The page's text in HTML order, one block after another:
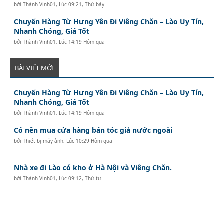
bởiThành Vinh01, Lúc 09:21, Thứ bảy
Chuyển Hàng Từ Hưng Yên Đi Viêng Chăn – Lào Uy Tín,
Nhanh Chóng, Giá Tốt
bởiThành Vinh01, Lúc 14:19 Hôm qua
BÀI VIẾT MỚI
Chuyển Hàng Từ Hưng Yên Đi Viêng Chăn – Lào Uy Tín,
Nhanh Chóng, Giá Tốt
bởiThành Vinh01, Lúc 14:19 Hôm qua
Có nên mua cửa hàng bán tóc giả nước ngoài
bởiThiết bị máy ảnh, Lúc 10:29 Hôm qua
Nhà xe đi Lào có kho ở Hà Nội và Viêng Chăn.
bởiThành Vinh01, Lúc 09:12, Thứ tư